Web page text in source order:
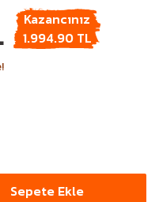
Kazancınız
1.994.90 TL
Sepete Ekle